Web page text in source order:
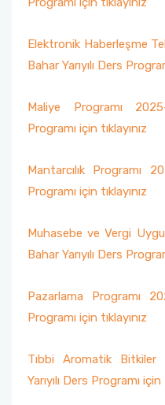
Elektronik Haberleşme
Bahar Yarıyılı Ders
Maliye Programı
Programı için tıklayınız
Mantarcılık Programı
Programı için tıklayınız
Muhasebe ve Vergi
Bahar Yarıyılı Ders
Pazarlama Programı
Programı için tıklayınız
Tıbbi Aromatik Bitkiler
Yarıyılı Ders Programı için
Uluslararasılaşma